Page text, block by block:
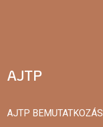
AJTP
AJTP BEMUTATKOZÁS